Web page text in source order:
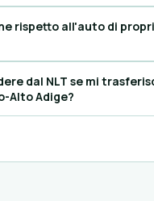
rispetto all'auto di
dal NLT se mi
Alto Adige?